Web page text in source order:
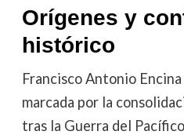
Orígenes y
histórico
Francisco Antonio
marcada por la
tras la Guerra del